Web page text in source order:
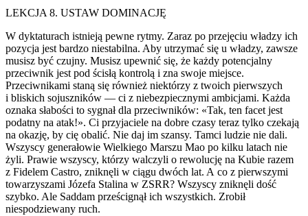
LEKCJA 8. USTAW DOMINACJĘ
W dyktaturach istnieją pewne rytmy. Zaraz po przejęciu władzy ich
pozycja jest bardzo niestabilna. Aby utrzymać się u władzy, zawsze
musisz być czujny. Musisz upewnić się, że każdy potencjalny
przeciwnik jest pod ścisłą kontrolą i zna swoje miejsce.
Przeciwnikami staną się również niektórzy z twoich pierwszych
i bliskich sojuszników — ci z niebezpiecznymi ambicjami. Każda
oznaka słabości to sygnał dla przeciwników: «Tak, ten facet jest
podatny na atak!». Ci przyjaciele na dobre czasy teraz tylko czekają
na okazję, by cię obalić. Nie daj im szansy. Tamci ludzie nie dali.
Wszyscy generałowie Wielkiego Marszu Mao po kilku latach nie
żyli. Prawie wszyscy, którzy walczyli o rewolucję na Kubie razem
z Fidelem Castro, zniknęli w ciągu dwóch lat. A co z pierwszymi
towarzyszami Józefa Stalina w ZSRR? Wszyscy zniknęli dość
szybko. Ale Saddam prześcignął ich wszystkich. Zrobił
niespodziewany ruch.